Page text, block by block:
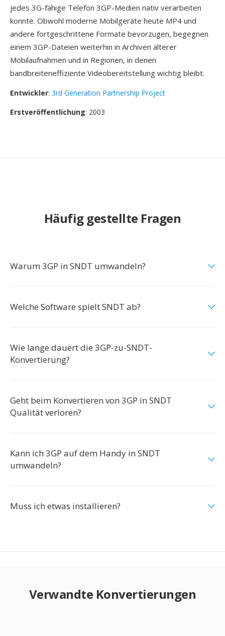
jedes 3G-fähige Telefon 3GP-Medien nativ verarbeiten
konnte. Obwohl moderne Mobilgeräte heute MP4 und
andere fortgeschrittene Formate bevorzugen, begegnen
einem 3GP-Dateien weiterhin in Archiven älterer
Mobilaufnahmen und in Regionen, in denen
bandbreiteneffiziente Videobereitstellung wichtig bleibt.
Entwickler: 3rd Generation Partnership Project
Erstveröffentlichung: 2003
Häufig gestellte Fragen
Warum 3GP in SNDT umwandeln?
Welche Software spielt SNDT ab?
Wie lange dauert die 3GP-zu-SNDT-
Konvertierung?
Geht beim Konvertieren von 3GP in SNDT
Qualität verloren?
Kann ich 3GP auf dem Handy in SNDT
umwandeln?
Muss ich etwas installieren?
Verwandte Konvertierungen